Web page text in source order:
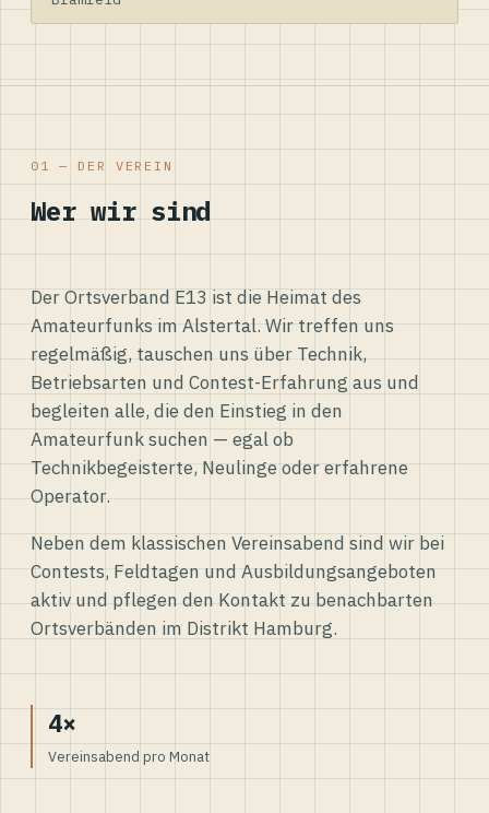
01 — DER VEREIN
Wer wir sind
Der Ortsverband E13 ist die Heimat des
Amateurfunks im Alstertal. Wir treffen uns
regelmäßig, tauschen uns über Technik,
Betriebsarten und Contest-Erfahrung aus und
begleiten alle, die den Einstieg in den
Amateurfunk suchen — egal ob
Technikbegeisterte, Neulinge oder erfahrene
Operator.
Neben dem klassischen Vereinsabend sind wir bei
Contests, Feldtagen und Ausbildungsangeboten
aktiv und pflegen den Kontakt zu benachbarten
Ortsverbänden im Distrikt Hamburg.
4×
Vereinsabend pro Monat